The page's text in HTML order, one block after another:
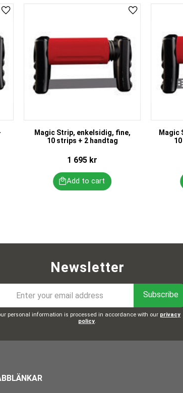
Add to favorites
Magic Strip, enkelsidig, fine,
10 strips + 2 handtag
1 695 kr
Add to favorites
Magic
Newsletter
Subscribe
personal information is processed in accordance with our privacy
policy